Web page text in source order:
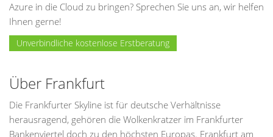
Azure in die Cloud zu bringen? Sprechen Sie uns an, wir helfen
Ihnen gerne!
Unverbindliche kostenlose Erstberatung
Über Frankfurt
Die Frankfurter Skyline ist für deutsche Verhältnisse
herausragend, gehören die Wolkenkratzer im Frankfurter
Bankenviertel doch zu den höchsten Europas. Frankfurt am